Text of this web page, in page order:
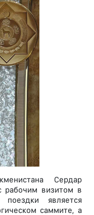
Сердар
рабочим визитом в
является
саммите, а